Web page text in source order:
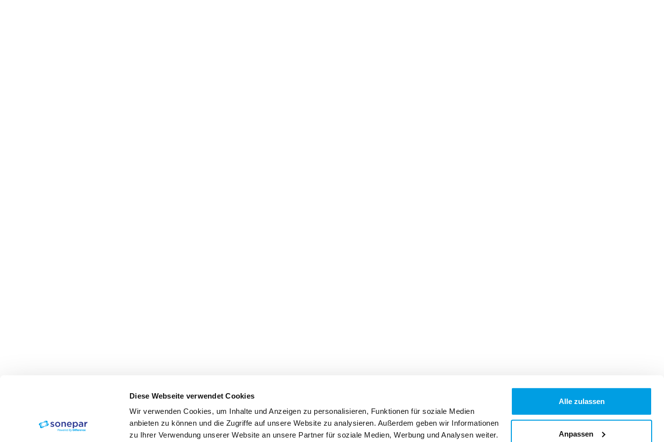
Diese Webseite verwendet Cookies
Wir verwenden Cookies, um Inhalte und Anzeigen zu personalisieren, Funktionen für soziale Medien
anbieten zu können und die Zugriffe auf unsere Website zu analysieren. Außerdem geben wir Informationen
zu Ihrer Verwendung unserer Website an unsere Partner für soziale Medien, Werbung und Analysen weiter.
Alle zulassen
Anpassen